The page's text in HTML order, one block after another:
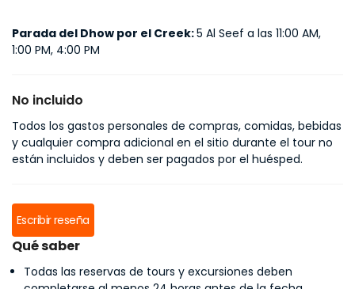
Parada del Dhow por el Creek:5 Al Seef a las 11:00 AM,
1:00 PM, 4:00 PM
No incluido
Todos los gastos personales de compras, comidas, bebidas
y cualquier compra adicional en el sitio durante el tour no
están incluidos y deben ser pagados por el huésped.
Escribir reseña
Qué saber
Todas las reservas de tours y excursiones deben